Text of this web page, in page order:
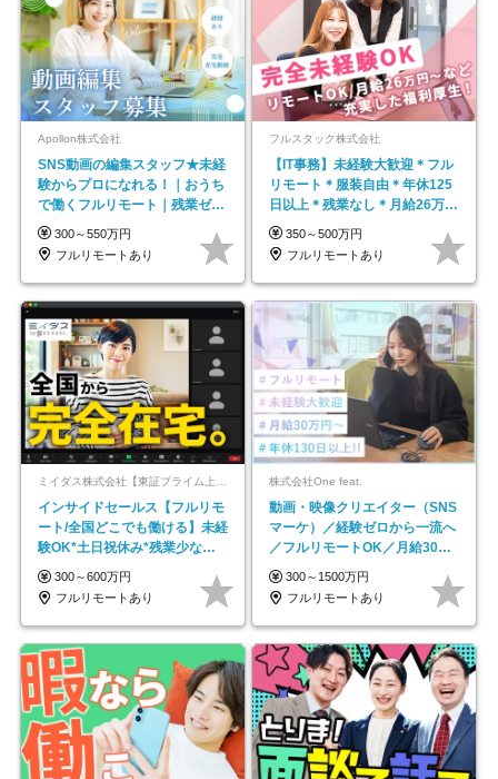
Apollon株式会社
SNS動画の編集スタッフ★未経
験からプロになれる！｜おうち
で働くフルリモート｜残業ゼロ
で18時退勤◎
300～550万円
フルリモートあり
フルスタック株式会社
【IT事務】未経験大歓迎＊フル
リモート＊服装自由＊年休125
日以上＊残業なし＊月給26万円
以上
350～500万円
フルリモートあり
ミイダス株式会社【東証プライム上場パーソルグループ】
インサイドセールス【フルリモ
ート/全国どこでも働ける】未経
験OK*土日祝休み*残業少なめ*
在宅勤務手当あり
300～600万円
フルリモートあり
株式会社One feat.
動画・映像クリエイター（SNS
マーケ）／経験ゼロから一流へ
／フルリモートOK／月給30万
円～／年休130日以上
300～1500万円
フルリモートあり